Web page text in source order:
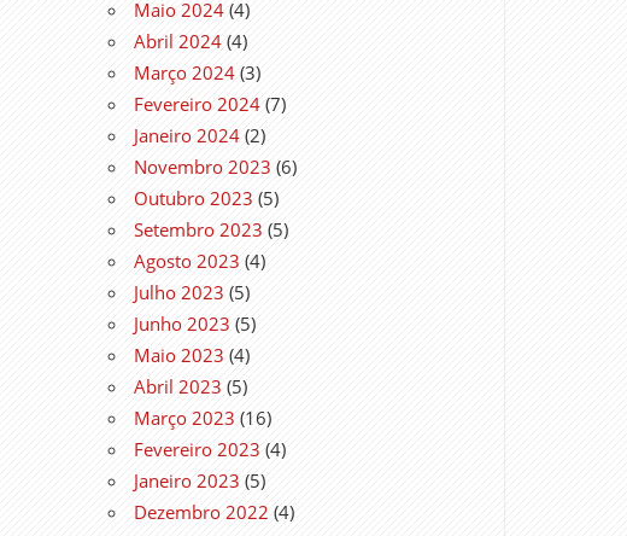
Maio 2024 (4)
Abril 2024 (4)
Março 2024 (3)
Fevereiro 2024 (7)
Janeiro 2024 (2)
Novembro 2023 (6)
Outubro 2023 (5)
Setembro 2023 (5)
Agosto 2023 (4)
Julho 2023 (5)
Junho 2023 (5)
Maio 2023 (4)
Abril 2023 (5)
Março 2023 (16)
Fevereiro 2023 (4)
Janeiro 2023 (5)
Dezembro 2022 (4)